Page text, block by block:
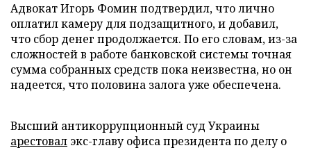
Адвокат Игорь Фомин подтвердил, что лично
оплатил камеру для подзащитного, и добавил,
что сбор денег продолжается. По его словам, из-за
сложностей в работе банковской системы точная
сумма собранных средств пока неизвестна, но он
надеется, что половина залога уже обеспечена.
Высший антикоррупционный суд Украины
арестовал экс-главу офиса президента по делу о